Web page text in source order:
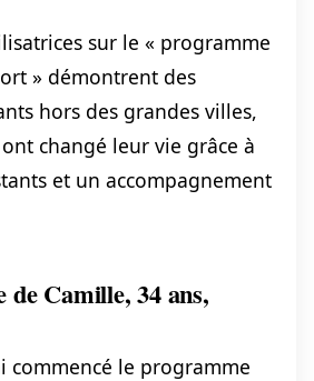
sur le « programme
» démontrent des
hors des grandes villes,
changé leur vie grâce à
et un accompagnement
de Camille, 34 ans,
commencé le programme